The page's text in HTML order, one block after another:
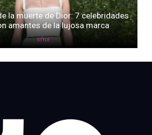
la muerte de Dior: 7 celebridades
amantes de la lujosa marca
STYLE